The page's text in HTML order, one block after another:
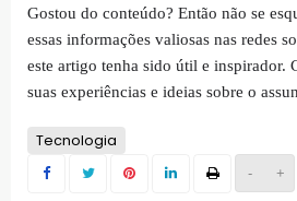
- +
Gostou do conteúdo? Então não se
essas informações valiosas nas redes
este artigo tenha sido útil e inspirador.
suas experiências e ideias sobre o
Tecnologia